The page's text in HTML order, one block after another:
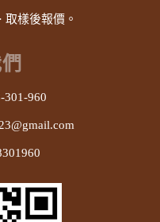
取樣後報價。
301-960